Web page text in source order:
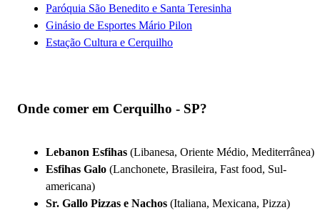
Paróquia São Benedito e Santa Teresinha
Ginásio de Esportes Mário Pilon
Estação Cultura e Cerquilho
Onde comer em Cerquilho - SP?
Lebanon Esfihas (Libanesa, Oriente Médio, Mediterrânea)
Esfihas Galo (Lanchonete, Brasileira, Fast food, Sul-
americana)
Sr. Gallo Pizzas e Nachos (Italiana, Mexicana, Pizza)